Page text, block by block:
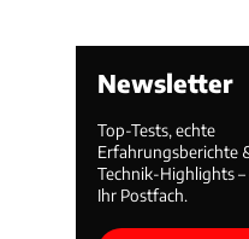
Newsletter
Top-Tests, echte
Erfahrungsberichte
Technik-Highlights
Ihr Postfach.